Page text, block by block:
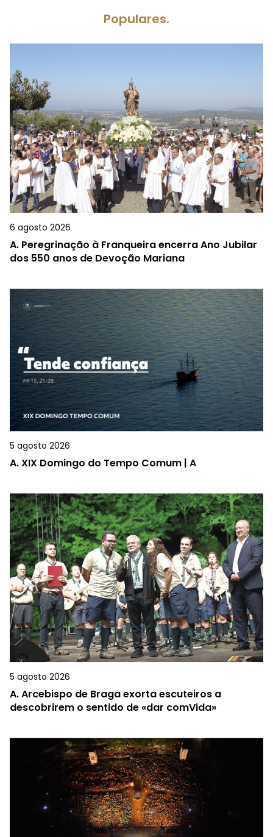
Populares.
6 agosto 2026
A. Peregrinação à Franqueira encerra Ano Jubilar
dos 550 anos de Devoção Mariana
5 agosto 2026
A.XIX Domingo do Tempo Comum | A
5 agosto 2026
A.Arcebispo de Braga exorta escuteiros a
descobrirem o sentido de «dar comVida»